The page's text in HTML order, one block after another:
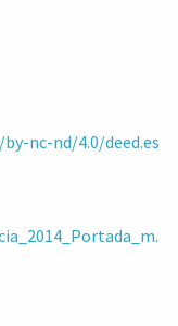
nc-nd/4.0/deed.es